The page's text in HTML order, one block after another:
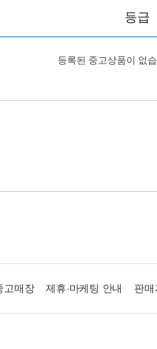
등급
등록된 중고상품이 없
고매장 제휴·마케팅 안내 판매